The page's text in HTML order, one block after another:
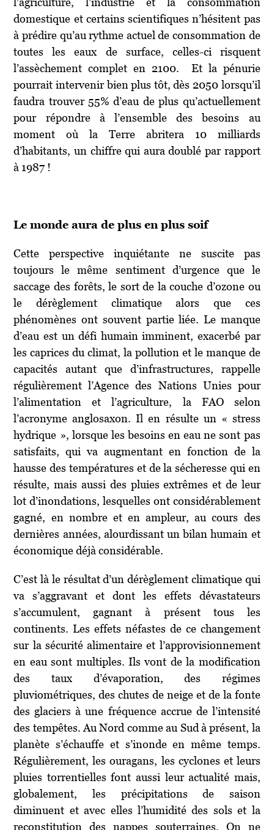
domestique et certains scientifiques n’hésitent pas
à prédire qu’au rythme actuel de consommation de
toutes les eaux de surface, celles-ci risquent
l’assèchement complet en 2100. Et la pénurie
pourrait intervenir bien plus tôt, dès 2050 lorsqu’il
faudra trouver 55% d’eau de plus qu’actuellement
pour répondre à l’ensemble des besoins au
moment où la Terre abritera 10 milliards
d’habitants, un chiffre qui aura doublé par rapport
à 1987 !
Le monde aura de plus en plus soif
Cette perspective inquiétante ne suscite pas
toujours le même sentiment d’urgence que le
saccage des forêts, le sort de la couche d’ozone ou
le dérèglement climatique alors que ces
phénomènes ont souvent partie liée. Le manque
d’eau est un défi humain imminent, exacerbé par
les caprices du climat, la pollution et le manque de
capacités autant que d’infrastructures, rappelle
régulièrement l’Agence des Nations Unies pour
l’alimentation et l’agriculture, la FAO selon
l’acronyme anglosaxon. Il en résulte un « stress
hydrique », lorsque les besoins en eau ne sont pas
satisfaits, qui va augmentant en fonction de la
hausse des températures et de la sécheresse qui en
résulte, mais aussi des pluies extrêmes et de leur
lot d’inondations, lesquelles ont considérablement
gagné, en nombre et en ampleur, au cours des
dernières années, alourdissant un bilan humain et
économique déjà considérable.
C’est là le résultat d’un dérèglement climatique qui
va s’aggravant et dont les effets dévastateurs
s’accumulent, gagnant à présent tous les
continents. Les effets néfastes de ce changement
sur la sécurité alimentaire et l’approvisionnement
en eau sont multiples. Ils vont de la modification
des taux d’évaporation, des régimes
pluviométriques, des chutes de neige et de la fonte
des glaciers à une fréquence accrue de l’intensité
des tempêtes. Au Nord comme au Sud à présent, la
planète s’échauffe et s’inonde en même temps.
Régulièrement, les ouragans, les cyclones et leurs
pluies torrentielles font aussi leur actualité mais,
globalement, les précipitations de saison
diminuent et avec elles l’humidité des sols et la
reconstitution des nappes souterraines. On ne